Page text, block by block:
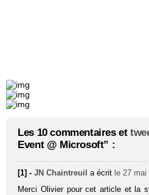
Les 10 commentaires et
Event @ Microsoft” :
[1] -JN Chaintreuil a écrit le 27 mai
Merci Olivier pour cet article et la